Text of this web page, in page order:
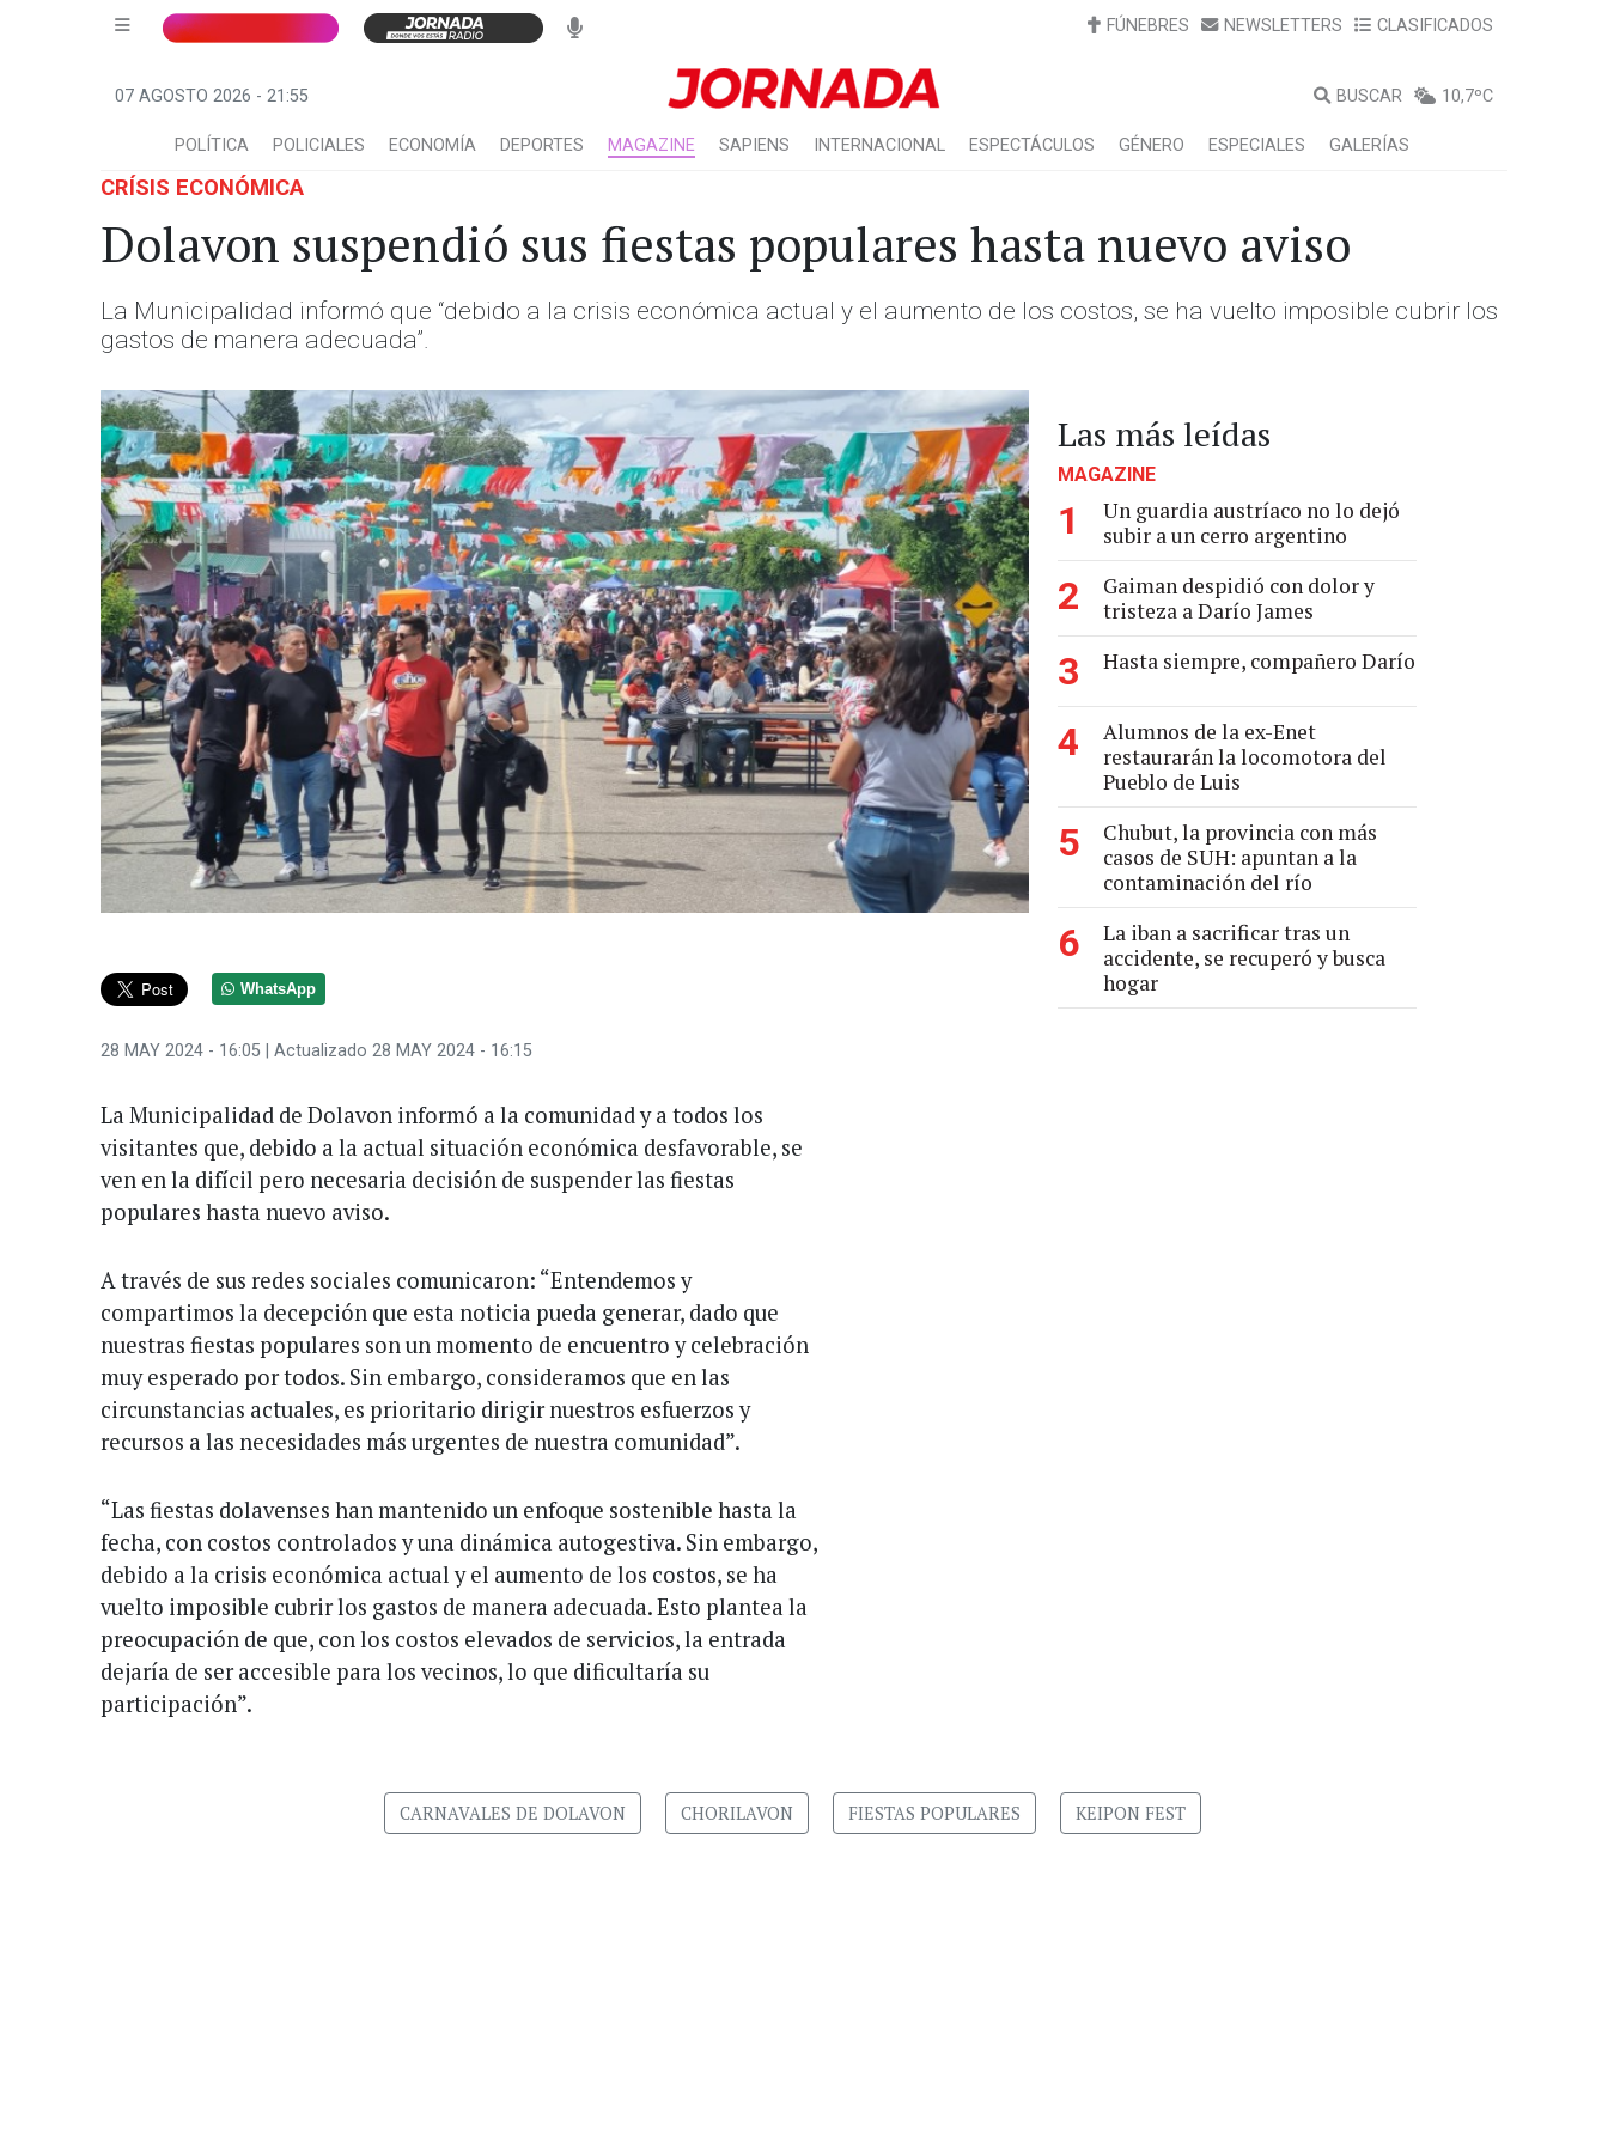
FÚNEBRES NEWSLETTERS CLASIFICADOS
07 AGOSTO 2026 - 21:55 BUSCAR 10,7ºC
POLÍTICA POLICIALES ECONOMÍA DEPORTES MAGAZINE SAPIENS INTERNACIONAL ESPECTÁCULOS GÉNERO ESPECIALES GALERÍAS
CRÍSIS ECONÓMICA
Dolavon suspendió sus fiestas populares hasta nuevo aviso
La Municipalidad informó que “debido a la crisis económica actual y el aumento de los costos, se ha vuelto imposible cubrir los
gastos de manera adecuada”.
WhatsApp
28 MAY 2024 - 16:05 | Actualizado 28 MAY 2024 - 16:15
La Municipalidad de Dolavon informó a la comunidad y a todos los
visitantes que, debido a la actual situación económica desfavorable, se
ven en la difícil pero necesaria decisión de suspender las fiestas
populares hasta nuevo aviso.
A través de sus redes sociales comunicaron: “Entendemos y
compartimos la decepción que esta noticia pueda generar, dado que
nuestras fiestas populares son un momento de encuentro y celebración
muy esperado por todos. Sin embargo, consideramos que en las
circunstancias actuales, es prioritario dirigir nuestros esfuerzos y
recursos a las necesidades más urgentes de nuestra comunidad”.
“Las fiestas dolavenses han mantenido un enfoque sostenible hasta la
fecha, con costos controlados y una dinámica autogestiva. Sin embargo,
debido a la crisis económica actual y el aumento de los costos, se ha
vuelto imposible cubrir los gastos de manera adecuada. Esto plantea la
preocupación de que, con los costos elevados de servicios, la entrada
dejaría de ser accesible para los vecinos, lo que dificultaría su
participación”.
Las más leídas
MAGAZINE
1
Un guardia austríaco no lo dejó
subir a un cerro argentino
2
Gaiman despidió con dolor y
tristeza a Darío James
3 Hasta siempre, compañero Darío
4
Alumnos de la ex-Enet
restaurarán la locomotora del
Pueblo de Luis
5
Chubut, la provincia con más
casos de SUH: apuntan a la
contaminación del río
6
La iban a sacrificar tras un
accidente, se recuperó y busca
hogar
CARNAVALES DE DOLAVON CHORILAVON FIESTAS POPULARES KEIPON FEST